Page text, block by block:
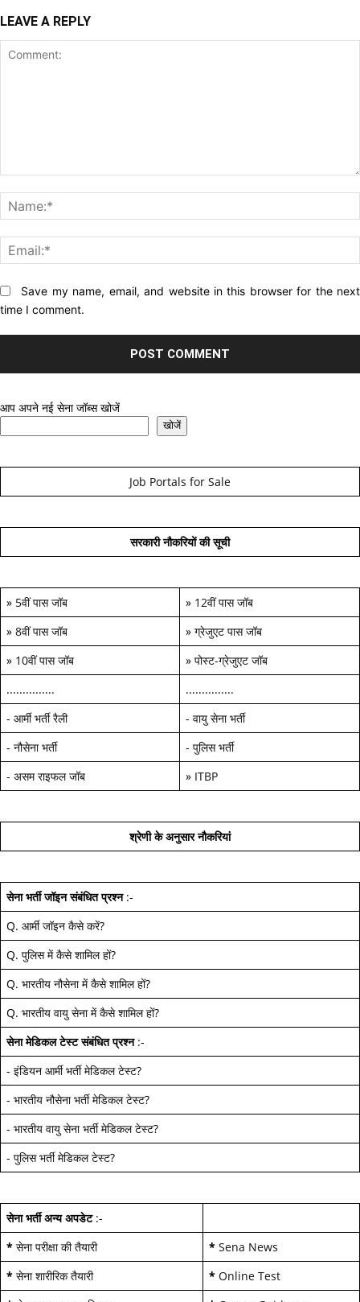
LEAVE A REPLY
Website:Save my name, email, and website in this browser for the next
time I comment.
आप अपने नई सेना जॉब्स खोजें
खोजें
Job Portals for Sale
सरकारी नौकरियों की सूची
» 5वीं पास जॉब » 12वीं पास जॉब
» 8वीं पास जॉब » ग्रेजुएट पास जॉब
» 10वीं पास जॉब » पोस्ट-ग्रेजुएट जॉब
...............
...............
- आर्मी भर्ती रैली - वायु सेना भर्ती
- नौसेना भर्ती - पुलिस भर्ती
- असम राइफल जॉब » ITBP
श्रेणी के अनुसार नौकरियां
सेना भर्ती जॉइन संबंधित प्रश्न:-
Q. आर्मी जॉइन कैसे करें?
Q. पुलिस में कैसे शामिल हों?
Q. भारतीय नौसेना में कैसे शामिल हों?
Q. भारतीय वायु सेना में कैसे शामिल हों?
सेना मेडिकल टेस्ट संबंधित प्रश्न:-
- इंडियन आर्मी भर्ती मेडिकल टेस्ट?
- भारतीय नौसेना भर्ती मेडिकल टेस्ट?
- भारतीय वायु सेना भर्ती मेडिकल टेस्ट?
- पुलिस भर्ती मेडिकल टेस्ट?
सेना भर्ती अन्य अपडेट:-
* सेना परीक्षा की तैयारी * Sena News
* सेना शारीरिक तैयारी * Online Test